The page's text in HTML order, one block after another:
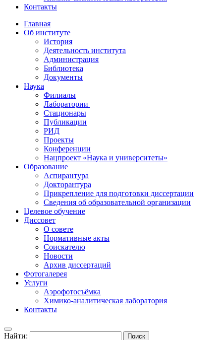
Контакты
Главная
Об институте
История
Деятельность института
Администрация
Библиотека
Документы
Наука
Филиалы
Лаборатории
Стационары
Публикации
РИД
Проекты
Конференции
Нацпроект «Наука и университеты»
Образование
Аспирантура
Докторантура
Прикрепление для подготовки диссертации
Сведения об образовательной организации
Целевое обучение
Диссовет
О совете
Нормативные акты
Соискателю
Новости
Архив диссертаций
Фотогалерея
Услуги
Аэрофотосъёмка
Химико-аналитическая лаборатория
Контакты
Найти: